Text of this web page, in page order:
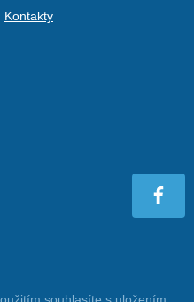
Kontakty
souhlasíte s uložením